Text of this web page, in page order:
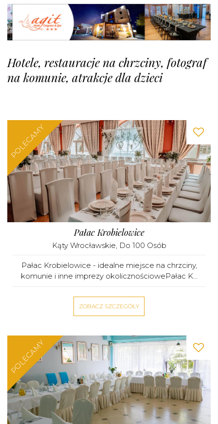
Hotele, restauracje na chrzciny, fotograf
na komunie, atrakcje dla dzieci
POLECAMY
Pałac Krobielowice
Kąty Wrocławskie , Do 100 Osób
Pałac Krobielowice - idealne miejsce na chrzciny,
komunie i inne imprezy okolicznościowePałac K...
ZOBACZ SZCZEGÓŁY
POLECAMY